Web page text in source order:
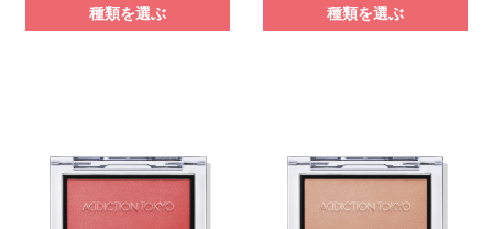
種類を選ぶ 種類を選ぶ